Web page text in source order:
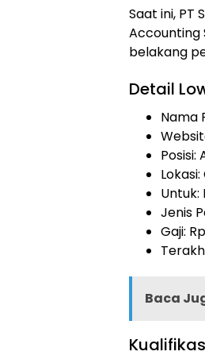
Saat ini, PT
Accounting
belakang
Detail
Nama
Untuk:
Jenis
Gaji: Rp
Baca